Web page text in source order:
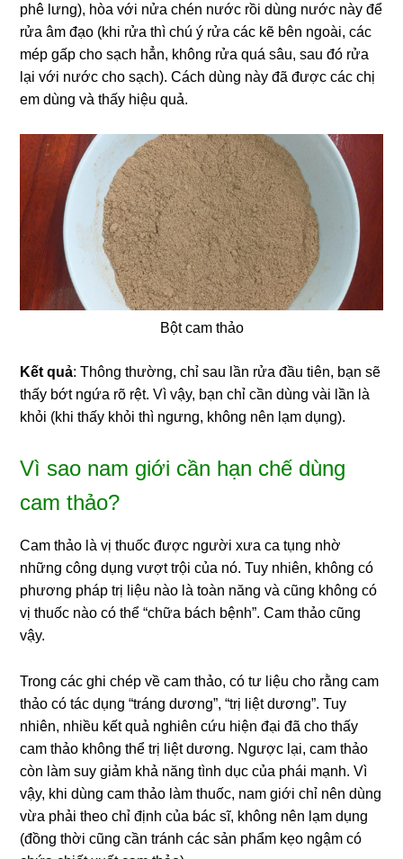
phê lưng), hòa với nửa chén nước rồi dùng nước này để
rửa âm đạo (khi rửa thì chú ý rửa các kẽ bên ngoài, các
mép gấp cho sạch hẳn, không rửa quá sâu, sau đó rửa
lại với nước cho sạch). Cách dùng này đã được các chị
em dùng và thấy hiệu quả.
Bột cam thảo
Kết quả: Thông thường, chỉ sau lần rửa đầu tiên, bạn sẽ
thấy bớt ngứa rõ rệt. Vì vậy, bạn chỉ cần dùng vài lần là
khỏi (khi thấy khỏi thì ngưng, không nên lạm dụng).
Vì sao nam giới cần hạn chế dùng
cam thảo?
Cam thảo là vị thuốc được người xưa ca tụng nhờ
những công dụng vượt trội của nó. Tuy nhiên, không có
phương pháp trị liệu nào là toàn năng và cũng không có
vị thuốc nào có thể “chữa bách bệnh”. Cam thảo cũng
vậy.
Trong các ghi chép về cam thảo, có tư liệu cho rằng cam
thảo có tác dụng “tráng dương”, “trị liệt dương”. Tuy
nhiên, nhiều kết quả nghiên cứu hiện đại đã cho thấy
cam thảo không thể trị liệt dương. Ngược lại, cam thảo
còn làm suy giảm khả năng tình dục của phái mạnh. Vì
vậy, khi dùng cam thảo làm thuốc, nam giới chỉ nên dùng
vừa phải theo chỉ định của bác sĩ, không nên lạm dụng
(đồng thời cũng cần tránh các sản phẩm kẹo ngậm có